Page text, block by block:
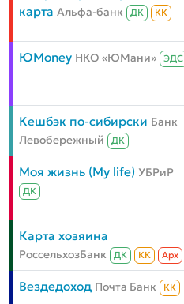
карта Альфа-банк ДК КК
ЮMoney НКО «ЮМани» ЭДС
Кешбэк по-сибирски Банк
Левобережный
ДК
Моя жизнь (My life) УБРиР
ДК
Карта хозяина
РоссельхозБанк ДК КК Aрх
Вездедоход Почта Банк КК